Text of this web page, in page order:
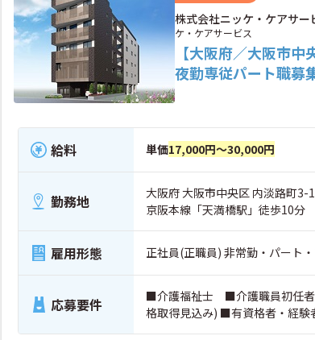
株式会社ニッケ・ケアサ
ケ・ケアサービス
【大阪府／大阪市
夜勤専従パート職募
給料 単価17,000円～30,000円
勤務地
大阪府 大阪市中央区 内淡路町3-
京阪本線「天満橋駅」徒歩10分
雇用形態 正社員(正職員) 非常勤・パート
応募要件
■介護福祉士 ■介護職員初任
格取得見込み) ■有資格者・経験